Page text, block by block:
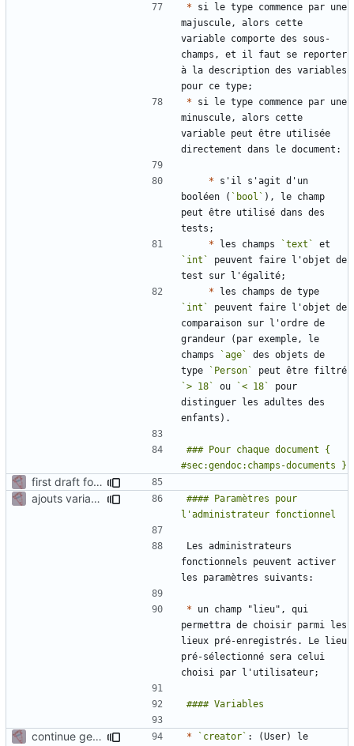
* si le type commence par une
majuscule, alors cette
variable comporte des sous-
champs, et il faut se reporter
à la description des variables
* si le type commence par une
minuscule, alors cette
variable peut être utilisée
* s'il s'agit d'un
booléen ( `bool` ), le champ
peut être utilisé dans des
* les champs `text`
`int`
peuvent faire l'objet de
*
`int`
peuvent faire l'objet de
comparaison sur l'ordre de
grandeur (par exemple, le
champs
`age`
des objets de
type
`Person`
`> 18`
ou `< 18`
pour
distinguer les adultes des
### Pour chaque document {
first draft for admin manual - generation document
ajouts variables suite réunion 22/09
#### Paramètres pour
Les administrateurs
fonctionnels peuvent activer
* un champ "lieu", qui
permettra de choisir parmi les
lieux pré-enregistrés. Le lieu
pré-sélectionné sera celui
continue gen doc documentation * `creator` : (User) le